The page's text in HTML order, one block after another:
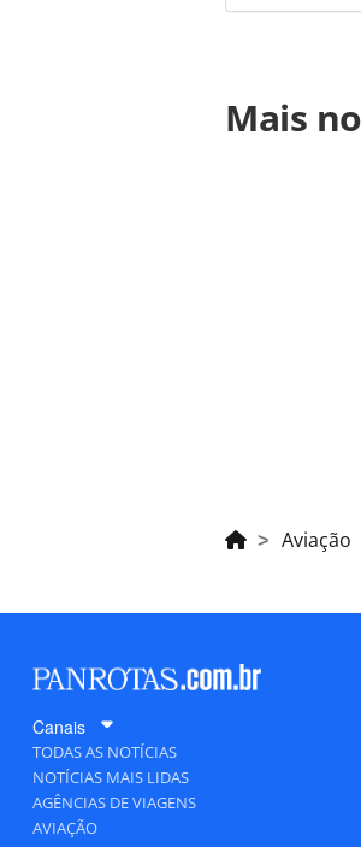
https://
numero-de-
ferramentas
é protegido
sem
Mais
Aviação
Canais
TODAS AS NOTÍCIAS
NOTÍCIAS MAIS LIDAS
AGÊNCIAS DE VIAGENS
AVIAÇÃO